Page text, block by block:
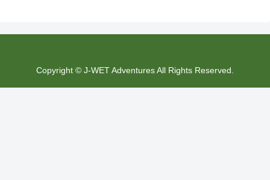
Copyright © J-WET Adventures All Rights Reserved.